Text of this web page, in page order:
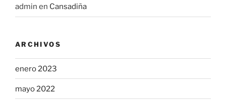
admin en Cansadiña
ARCHIVOS
enero 2023
mayo 2022